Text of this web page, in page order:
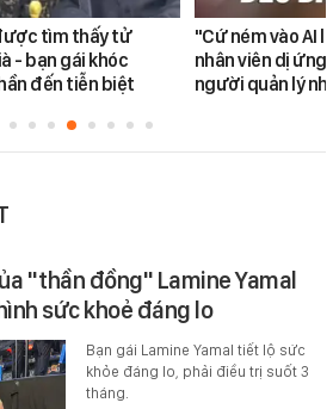
tìm thấy tử
- bạn gái khóc
đến tiễn biệt
"Cứ ném vào AI
nhân viên dị ứng
người quản lý
"thần đồng" Lamine Yamal
sức khoẻ đáng lo
Bạn gái Lamine Yamal tiết lộ sức
khỏe đáng lo, phải điều trị suốt 3
tháng.